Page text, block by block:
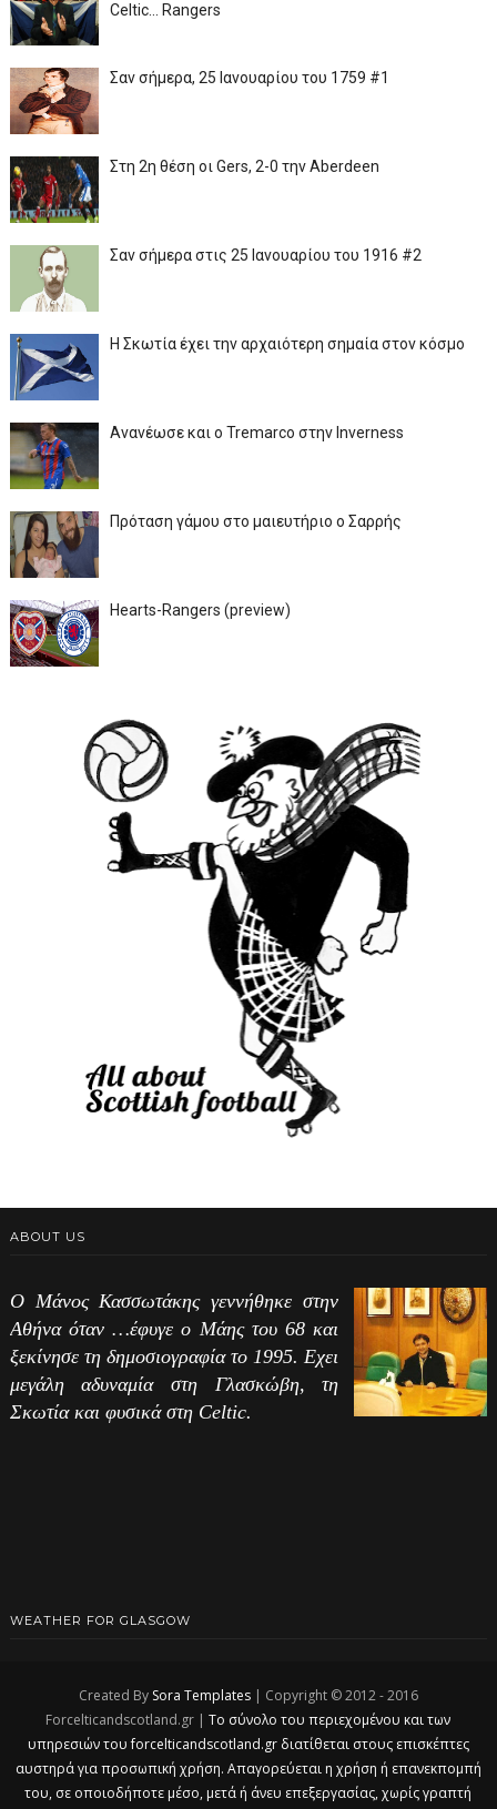
Celtic... Rangers
Σαν σήμερα, 25 Ιανουαρίου του 1759 #1
Στη 2η θέση οι Gers, 2-0 την Aberdeen
Σαν σήμερα στις 25 Ιανουαρίου του 1916 #2
Η Σκωτία έχει την αρχαιότερη σημαία στον κόσμο
Ανανέωσε και ο Tremarco στην Inverness
Πρόταση γάμου στο μαιευτήριο ο Σαρρής
Hearts-Rangers (preview)
ABOUT US
Ο Μάνος Κασσωτάκης γεννήθηκε στην
Αθήνα όταν …έφυγε ο Μάης του 68 και
ξεκίνησε τη δημοσιογραφία το 1995. Εχει
μεγάλη αδυναμία στη Γλασκώβη, τη
Σκωτία και φυσικά στη Celtic.
WEATHER FOR GLASGOW
Created By Sora Templates| Copyright © 2012 - 2016
Forcelticandscotland.gr |Το σύνολο του περιεχομένου και των
υπηρεσιών του forcelticandscotland.gr διατίθεται στους επισκέπτες
αυστηρά για προσωπική χρήση. Απαγορεύεται η χρήση ή επανεκπομπή
του, σε οποιοδήποτε μέσο, μετά ή άνευ επεξεργασίας, χωρίς γραπτή